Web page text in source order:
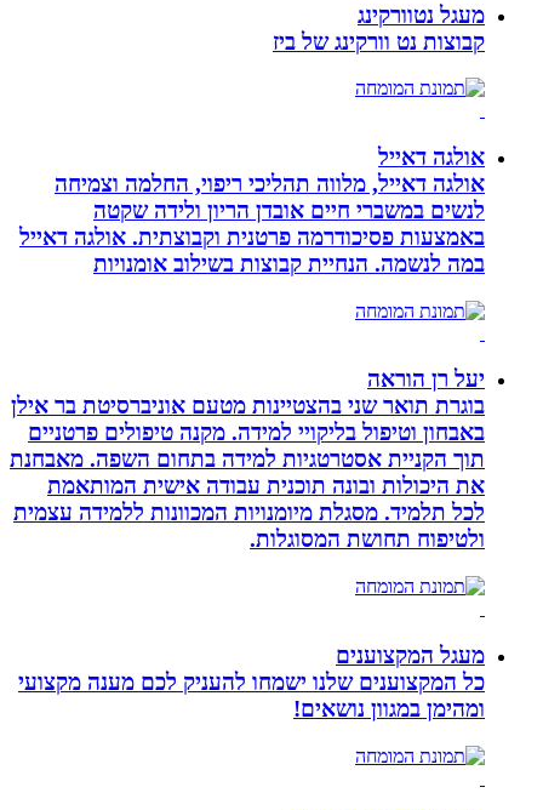
מעגל נטוורקינג
קבוצות נט וורקינג של ביז
אולגה דאייל
אולגה דאייל, מלווה תהליכי ריפוי, החלמה וצמיחה
לנשים במשברי חיים אובדן הריון ולידה שקטה
באמצעות פסיכודרמה פרטנית וקבוצתית. אולגה דאייל
במה לנשמה. ‏הנחיית קבוצות בשילוב אומנויות‏
יעל רן הוראה
בוגרת תואר שני בהצטיינות מטעם אוניברסיטת בר אילן
באבחון וטיפול בליקויי למידה. מקנה טיפולים פרטניים
תוך הקניית אסטרטגיות למידה בתחום השפה. מאבחנת
את היכולות ובונה תוכנית עבודה אישית המותאמת
לכל תלמיד. מסגלת מיומנויות המכוונות ללמידה עצמית
ולטיפוח תחושת המסוגלות.
מעגל המקצוענים
כל המקצוענים שלנו ישמחו להעניק לכם מענה מקצועי
ומהימן במגוון נושאים!